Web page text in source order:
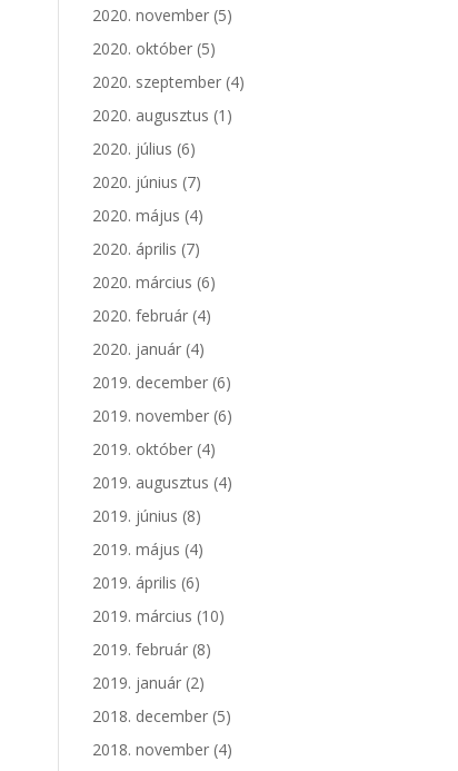
2020. november (5)
2020. október (5)
2020. szeptember (4)
2020. augusztus (1)
2020. július (6)
2020. június (7)
2020. május (4)
2020. április (7)
2020. március (6)
2020. február (4)
2020. január (4)
2019. december (6)
2019. november (6)
2019. október (4)
2019. augusztus (4)
2019. június (8)
2019. május (4)
2019. április (6)
2019. március (10)
2019. február (8)
2019. január (2)
2018. december (5)
2018. november (4)